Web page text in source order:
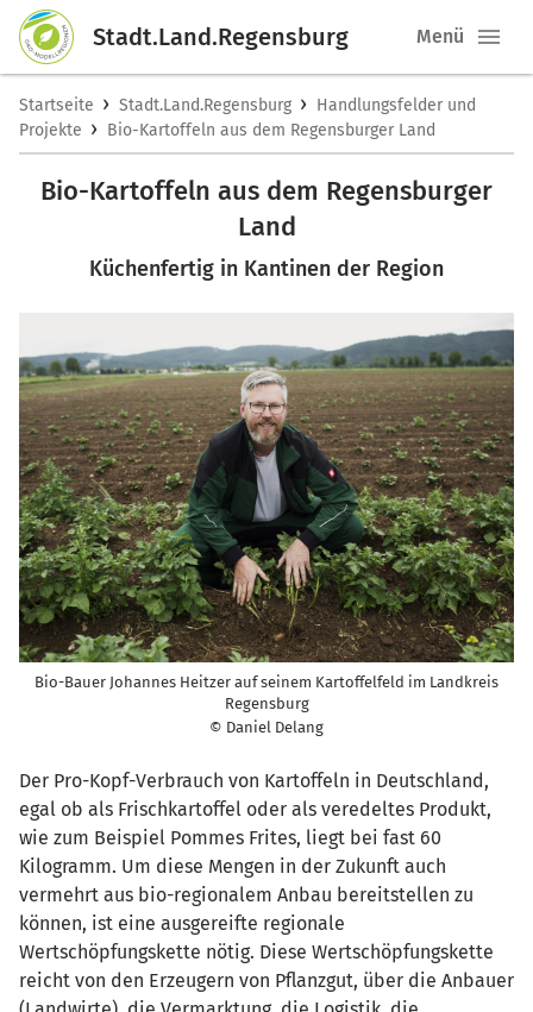
Stadt.Land.Regensburg Menü
Startseite › Stadt.Land.Regensburg › Handlungsfelder und
Projekte › Bio-Kartoffeln aus dem Regensburger Land
Bio-Kartoffeln aus dem Regensburger
Land
Küchenfertig in Kantinen der Region
Bio-Bauer Johannes Heitzer auf seinem Kartoffelfeld im Landkreis
Regensburg
© Daniel Delang
Der Pro-Kopf-Verbrauch von Kartoffeln in Deutschland,
egal ob als Frischkartoffel oder als veredeltes Produkt,
wie zum Beispiel Pommes Frites, liegt bei fast 60
Kilogramm. Um diese Mengen in der Zukunft auch
vermehrt aus bio-regionalem Anbau bereitstellen zu
können, ist eine ausgereifte regionale
Wertschöpfungskette nötig. Diese Wertschöpfungskette
reicht von den Erzeugern von Pflanzgut, über die Anbauer